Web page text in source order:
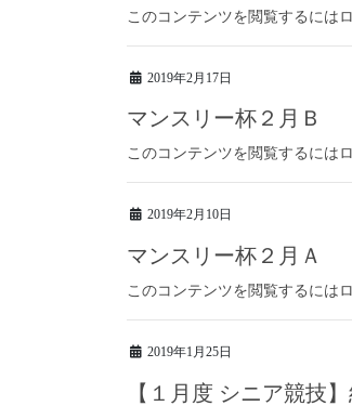
このコンテンツを閲覧するには
2019年2月17日
マンスリー杯２月Ｂ
このコンテンツを閲覧するには
2019年2月10日
マンスリー杯２月Ａ
このコンテンツを閲覧するには
2019年1月25日
【１月度 シニア競技